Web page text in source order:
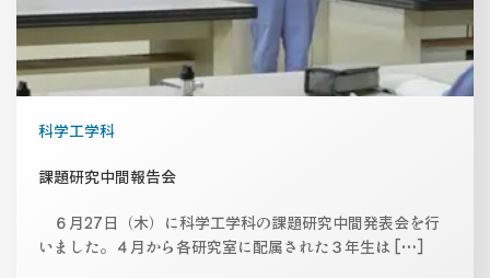
科学工学科
課題研究中間報告会
６月27日（木）に科学工学科の課題研究中間発表会を行
いました。４月から各研究室に配属された３年生は […]